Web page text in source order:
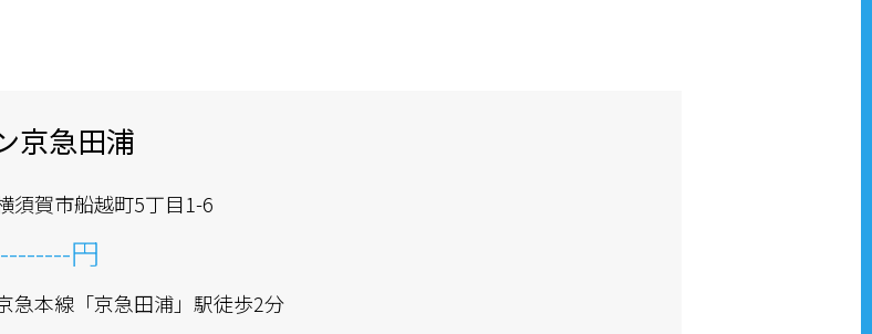
京急田浦
須賀市船越町5丁目1-6
--------円
急本線「京急田浦」駅徒歩2分